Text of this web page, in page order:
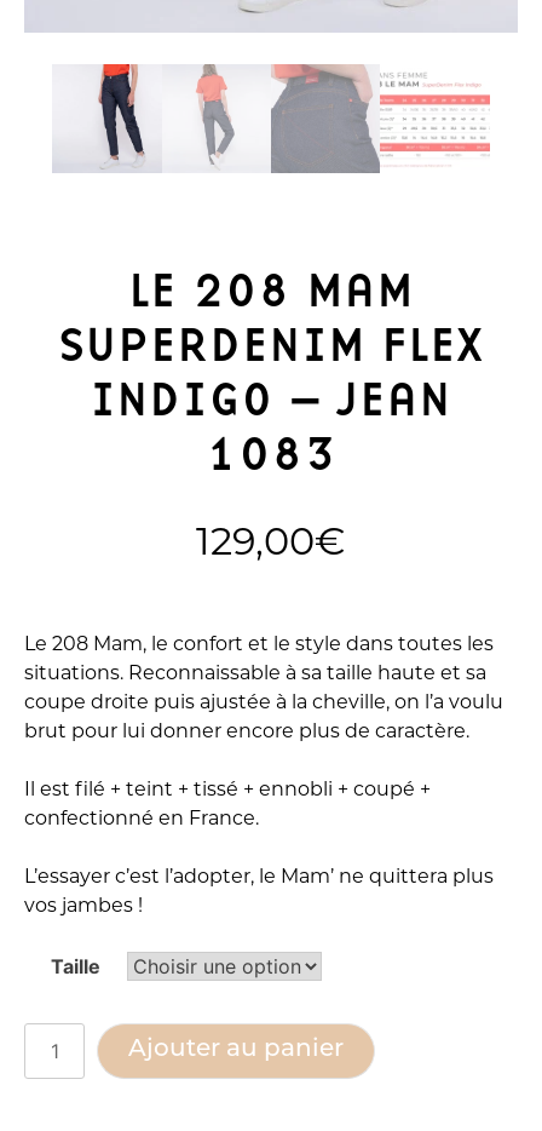
LE 208 MAM
SUPERDENIM FLEX
INDIGO – JEAN
1083
129,00€
Le 208 Mam, le confort et le style dans toutes les
situations. Reconnaissable à sa taille haute et sa
coupe droite puis ajustée à la cheville, on l’a voulu
brut pour lui donner encore plus de caractère.
Il est filé + teint + tissé + ennobli + coupé +
confectionné en France.
L’essayer c’est l’adopter, le Mam’ ne quittera plus
vos jambes !
Taille
Ajouter au panier
Alternative: